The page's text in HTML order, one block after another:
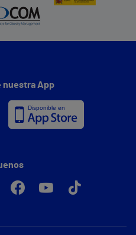
nuestra App